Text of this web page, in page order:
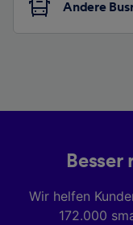
Andere
Wir helfen
172.000